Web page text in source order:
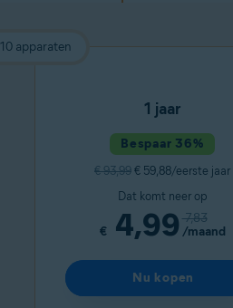
10 apparaten
1 jaar
Bespaar 36%
€ 93,99 € 59,88/eerste jaar
Dat komt neer op
€ 4,99 7,83
/maand
Nu kopen